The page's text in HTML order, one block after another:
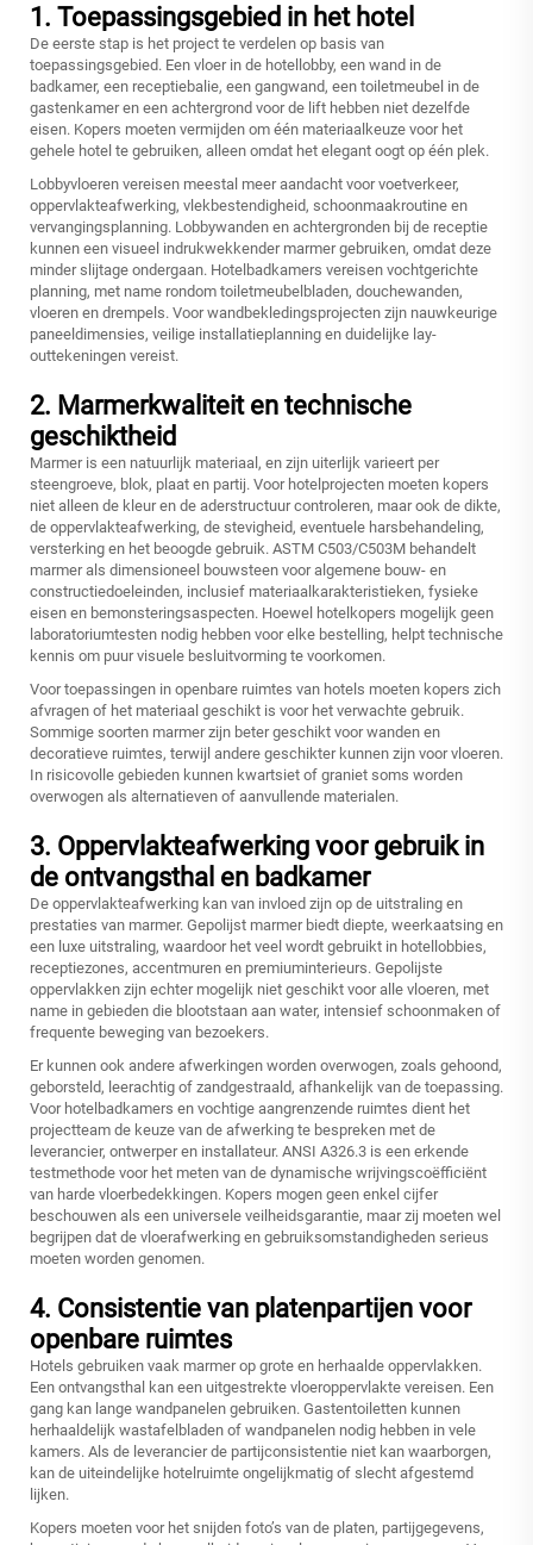
1. Toepassingsgebied in het hotel
De eerste stap is het project te verdelen op basis van
toepassingsgebied. Een vloer in de hotellobby, een wand in de
badkamer, een receptiebalie, een gangwand, een toiletmeubel in de
gastenkamer en een achtergrond voor de lift hebben niet dezelfde
eisen. Kopers moeten vermijden om één materiaalkeuze voor het
gehele hotel te gebruiken, alleen omdat het elegant oogt op één plek.
Lobbyvloeren vereisen meestal meer aandacht voor voetverkeer,
oppervlakteafwerking, vlekbestendigheid, schoonmaakroutine en
vervangingsplanning. Lobbywanden en achtergronden bij de receptie
kunnen een visueel indrukwekkender marmer gebruiken, omdat deze
minder slijtage ondergaan. Hotelbadkamers vereisen vochtgerichte
planning, met name rondom toiletmeubelbladen, douchewanden,
vloeren en drempels. Voor wandbekledingsprojecten zijn nauwkeurige
paneeldimensies, veilige installatieplanning en duidelijke lay-
outtekeningen vereist.
2. Marmerkwaliteit en technische
geschiktheid
Marmer is een natuurlijk materiaal, en zijn uiterlijk varieert per
steengroeve, blok, plaat en partij. Voor hotelprojecten moeten kopers
niet alleen de kleur en de aderstructuur controleren, maar ook de dikte,
de oppervlakteafwerking, de stevigheid, eventuele harsbehandeling,
versterking en het beoogde gebruik. ASTM C503/C503M behandelt
marmer als dimensioneel bouwsteen voor algemene bouw- en
constructiedoeleinden, inclusief materiaalkarakteristieken, fysieke
eisen en bemonsteringsaspecten. Hoewel hotelkopers mogelijk geen
laboratoriumtesten nodig hebben voor elke bestelling, helpt technische
kennis om puur visuele besluitvorming te voorkomen.
Voor toepassingen in openbare ruimtes van hotels moeten kopers zich
afvragen of het materiaal geschikt is voor het verwachte gebruik.
Sommige soorten marmer zijn beter geschikt voor wanden en
decoratieve ruimtes, terwijl andere geschikter kunnen zijn voor vloeren.
In risicovolle gebieden kunnen kwartsiet of graniet soms worden
overwogen als alternatieven of aanvullende materialen.
3. Oppervlakteafwerking voor gebruik in
de ontvangsthal en badkamer
De oppervlakteafwerking kan van invloed zijn op de uitstraling en
prestaties van marmer. Gepolijst marmer biedt diepte, weerkaatsing en
een luxe uitstraling, waardoor het veel wordt gebruikt in hotellobbies,
receptiezones, accentmuren en premiuminterieurs. Gepolijste
oppervlakken zijn echter mogelijk niet geschikt voor alle vloeren, met
name in gebieden die blootstaan aan water, intensief schoonmaken of
frequente beweging van bezoekers.
Er kunnen ook andere afwerkingen worden overwogen, zoals gehoond,
geborsteld, leerachtig of zandgestraald, afhankelijk van de toepassing.
Voor hotelbadkamers en vochtige aangrenzende ruimtes dient het
projectteam de keuze van de afwerking te bespreken met de
leverancier, ontwerper en installateur. ANSI A326.3 is een erkende
testmethode voor het meten van de dynamische wrijvingscoëfficiënt
van harde vloerbedekkingen. Kopers mogen geen enkel cijfer
beschouwen als een universele veilheidsgarantie, maar zij moeten wel
begrijpen dat de vloerafwerking en gebruiksomstandigheden serieus
moeten worden genomen.
4. Consistentie van platenpartijen voor
openbare ruimtes
Hotels gebruiken vaak marmer op grote en herhaalde oppervlakken.
Een ontvangsthal kan een uitgestrekte vloeroppervlakte vereisen. Een
gang kan lange wandpanelen gebruiken. Gastentoiletten kunnen
herhaaldelijk wastafelbladen of wandpanelen nodig hebben in vele
kamers. Als de leverancier de partijconsistentie niet kan waarborgen,
kan de uiteindelijke hotelruimte ongelijkmatig of slecht afgestemd
lijken.
Kopers moeten voor het snijden foto’s van de platen, partijgegevens,